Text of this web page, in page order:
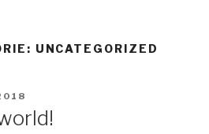
UNCATEGORIZED